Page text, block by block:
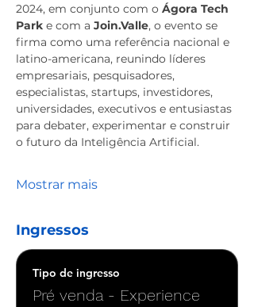
2024, em conjunto com o Ágora Tech
Park e com a Join.Valle, o evento se
firma como uma referência nacional e
latino-americana, reunindo líderes
empresariais, pesquisadores,
especialistas, startups, investidores,
universidades, executivos e entusiastas
para debater, experimentar e construir
o futuro da Inteligência Artificial.
Mostrar mais
Ingressos
Tipo de ingresso
Pré venda - Experience